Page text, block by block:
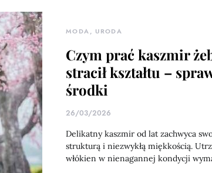
MODA, URODA
Czym prać kaszmir
stracił kształtu –
środki
26/03/2026
Delikatny kaszmir od lat zachwyca
strukturą i niezwykłą miękkością.
włókien w nienagannej kondycji